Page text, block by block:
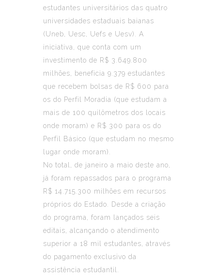
estudantes universitários das quatro
universidades estaduais baianas
(Uneb, Uesc, Uefs e Uesv). A
iniciativa, que conta com um
investimento de R$ 3.649.800
milhões, beneficia 9.379 estudantes
que recebem bolsas de R$ 600 para
os do Perfil Moradia (que estudam a
mais de 100 quilômetros dos locais
onde moram) e R$ 300 para os do
Perfil Básico (que estudam no mesmo
lugar onde moram).
No total, de janeiro a maio deste ano,
já foram repassados para o programa
R$ 14.715.300 milhões em recursos
próprios do Estado. Desde a criação
do programa, foram lançados seis
editais, alcançando o atendimento
superior a 18 mil estudantes, através
do pagamento exclusivo da
assistência estudantil.